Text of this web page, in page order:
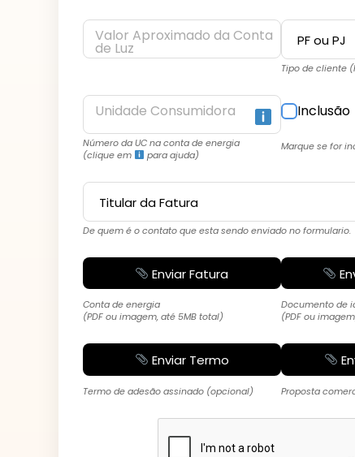
Valor Aproximado da Conta
de Luz
Tipo de cliente
Unidade Consumidora
Número da UC na conta de energia
(clique em
para ajuda)
Inclusão
Marque se for
De quem é o contato que esta sendo enviado no formulario.
Enviar Fatura
Conta de energia
(PDF ou imagem, até 5MB total)
Documento de
(PDF ou
Enviar Termo
Termo de adesão assinado (opcional) Proposta